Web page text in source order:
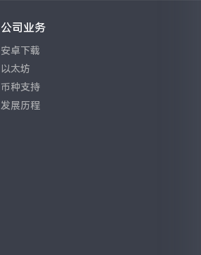
公司业务
安卓下载
以太坊
币种支持
发展历程